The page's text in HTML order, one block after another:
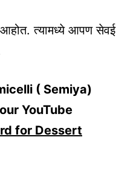
त्यामध्ये आपण सेवई
( Semiya)
YouTube
for Dessert